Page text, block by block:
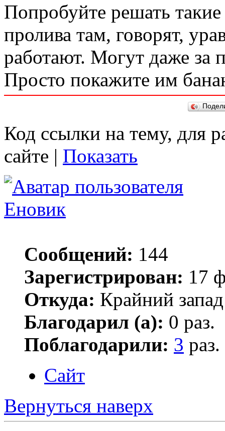
Попробуйте решать такие
пролива там, говорят,
работают. Могут даже за
Просто покажите им
Код ссылки на тему, для
сайте | Показать
Еновик
Сообщений: 144
Зарегистрирован: 17
Откуда: Крайний
Благодарил (а): 0 раз.
Поблагодарили: 3 раз.
Сайт
Вернуться наверх